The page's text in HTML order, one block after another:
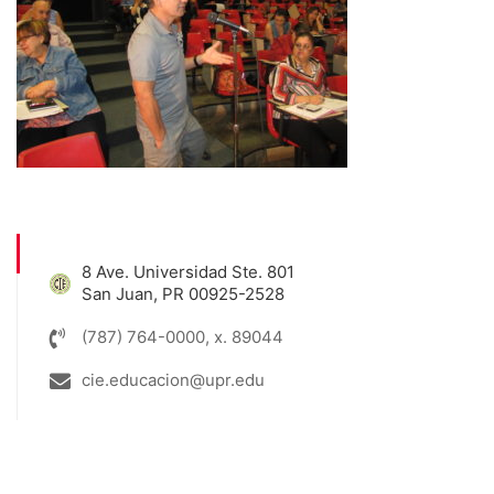
8 Ave. Universidad Ste. 801
San Juan, PR 00925-2528
(787) 764-0000, x. 89044
cie.educacion@upr.edu